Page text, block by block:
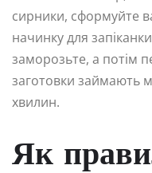
сирники, сформуйте
начинку для
заморозьте, а потім
заготовки займають
хвилин.
Як